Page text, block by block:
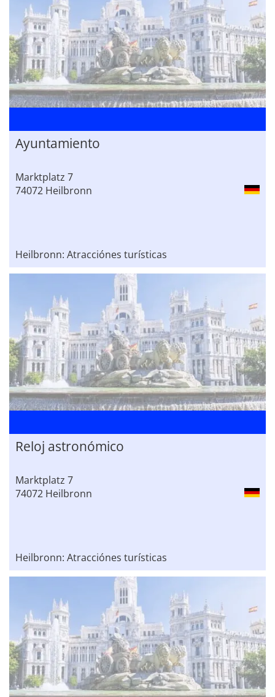
Ayuntamiento
Marktplatz 7
74072 Heilbronn
Heilbronn: Atracciónes turísticas
Reloj astronómico
Marktplatz 7
74072 Heilbronn
Heilbronn: Atracciónes turísticas